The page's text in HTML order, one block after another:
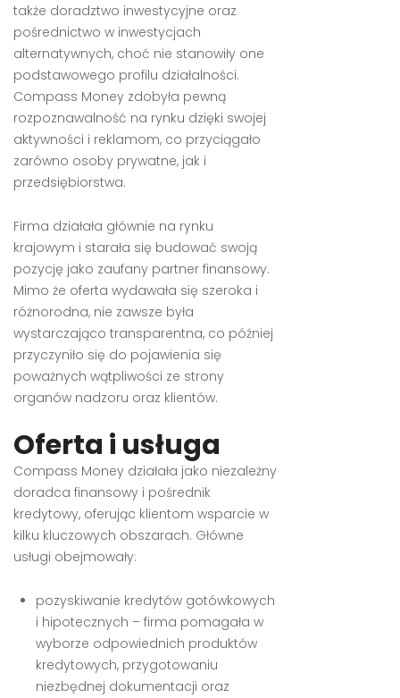
także doradztwo inwestycyjne oraz
pośrednictwo w inwestycjach
alternatywnych, choć nie stanowiły one
podstawowego profilu działalności.
Compass Money zdobyła pewną
rozpoznawalność na rynku dzięki swojej
aktywności i reklamom, co przyciągało
zarówno osoby prywatne, jak i
przedsiębiorstwa.
Firma działała głównie na rynku
krajowym i starała się budować swoją
pozycję jako zaufany partner finansowy.
Mimo że oferta wydawała się szeroka i
różnorodna, nie zawsze była
wystarczająco transparentna, co później
przyczyniło się do pojawienia się
poważnych wątpliwości ze strony
organów nadzoru oraz klientów.
Oferta i usługa
Compass Money działała jako niezależny
doradca finansowy i pośrednik
kredytowy, oferując klientom wsparcie w
kilku kluczowych obszarach. Główne
usługi obejmowały:
pozyskiwanie kredytów gotówkowych
i hipotecznych – firma pomagała w
wyborze odpowiednich produktów
kredytowych, przygotowaniu
niezbędnej dokumentacji oraz